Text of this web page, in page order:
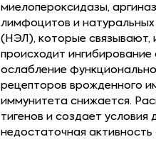
миелопероксидазы,
лимфоцитов и
(НЭЛ), которые связывают,
происходит
ослабление
рецепторов врожденного
иммунитета снижается.
тигенов и создает
недостаточная